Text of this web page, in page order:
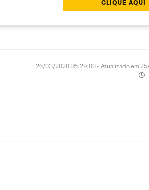
CLIQUE AQUI
26/03/2020 05:29:00 • Atualizado em